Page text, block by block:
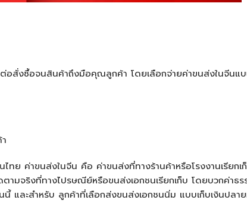
อสั่งซื้อจนสินค้าถึงมือคุณลูกค้า โดยเลือกจ่ายค่าขนส่งในจีนแ
ทย ค่าขนส่งในจีน คือ ค่าขนส่งที่ทางร้านค้าหรือโรงงานเรียกเ
มจริงที่ทางไปรษณีย์หรือขนส่งเอกชนเรียกเก็บ โดยบวกค่าธร
นี้ และสำหรับ ลูกค้าที่เลือกส่งขนส่งเอกชนนิ่ม แบบเก็บเงินปลา